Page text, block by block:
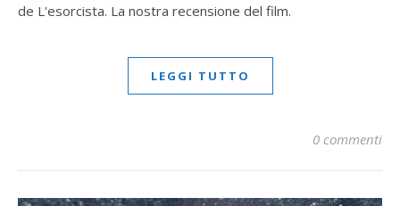
de L'esorcista. La nostra recensione del film.
LEGGI TUTTO
0 commenti